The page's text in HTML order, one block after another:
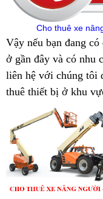
Cho thuê xe
Vậy nếu bạn đang
ở gần đây và có nhu
liên hệ với chúng tôi
thuê thiết bị ở khu